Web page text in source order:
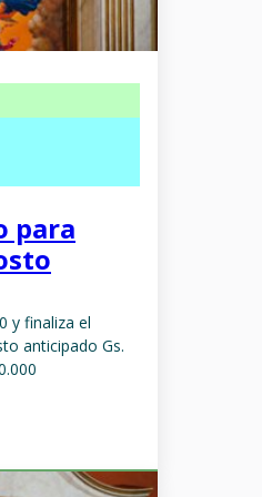
para
y finaliza el
anticipado Gs.